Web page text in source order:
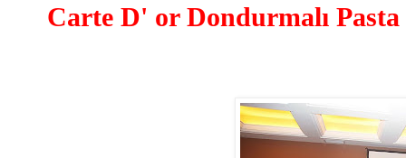
Carte D' or Dondurmalı Pasta